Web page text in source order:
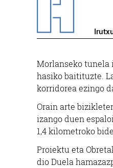
Morlanseko tunela
hasiko baitituzte.
korridorea ezingo
Orain arte
izango duen
1,4 kilometroko
Proiektu eta
dio Duela